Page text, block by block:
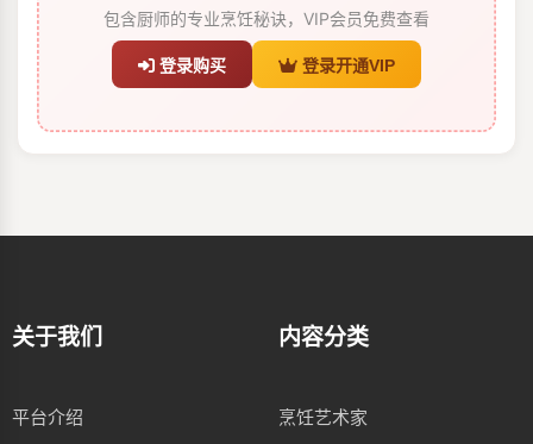
包含厨师的专业烹饪秘诀，VIP会员免费查看
登录购买 登录开通VIP
关于我们
平台介绍
内容分类
烹饪艺术家